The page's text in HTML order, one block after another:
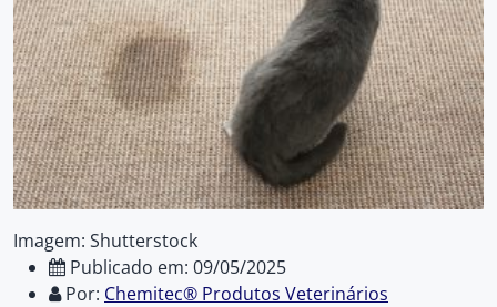
Imagem: Shutterstock
Publicado em: 09/05/2025
Por: Chemitec® Produtos Veterinários